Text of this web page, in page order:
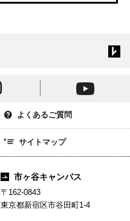
よくあるご質問
サイトマップ
市ヶ谷キャンパス
〒162-0843
東京都新宿区市谷田町1-4